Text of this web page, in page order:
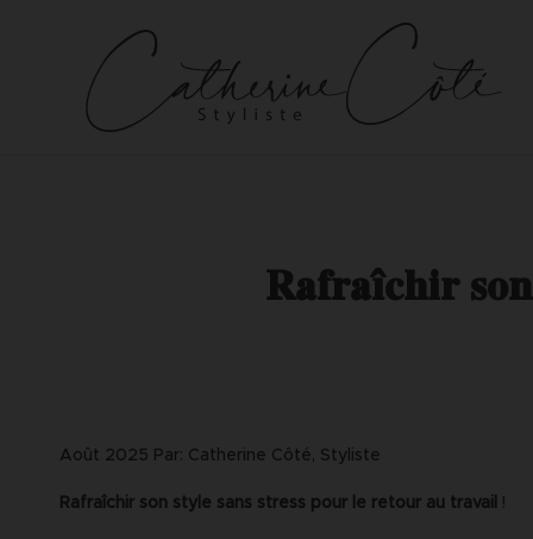
Rafraîchir
Août 2025 Par: Catherine Côté, Styliste
Rafraîchir son style sans stress pour le retour au travail !